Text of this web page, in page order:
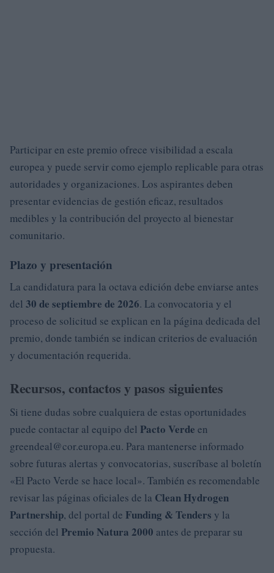
Participar en este premio ofrece visibilidad a escala
europea y puede servir como ejemplo replicable para otras
autoridades y organizaciones. Los aspirantes deben
presentar evidencias de gestión eficaz, resultados
medibles y la contribución del proyecto al bienestar
comunitario.
Plazo y presentación
La candidatura para la octava edición debe enviarse antes
del 30 de septiembre de 2026. La convocatoria y el
proceso de solicitud se explican en la página dedicada del
premio, donde también se indican criterios de evaluación
y documentación requerida.
Recursos, contactos y pasos siguientes
Si tiene dudas sobre cualquiera de estas oportunidades
puede contactar al equipo del Pacto Verde en
greendeal@cor.europa.eu. Para mantenerse informado
sobre futuras alertas y convocatorias, suscríbase al boletín
«El Pacto Verde se hace local». También es recomendable
revisar las páginas oficiales de la Clean Hydrogen
Partnership, del portal de Funding & Tenders y la
sección del Premio Natura 2000 antes de preparar su
propuesta.